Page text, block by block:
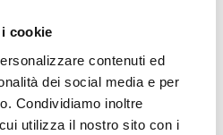
cookie
contenuti ed
dei social media e per
Condividiamo inoltre
utilizza il nostro sito con i
facile e veloce
consegna